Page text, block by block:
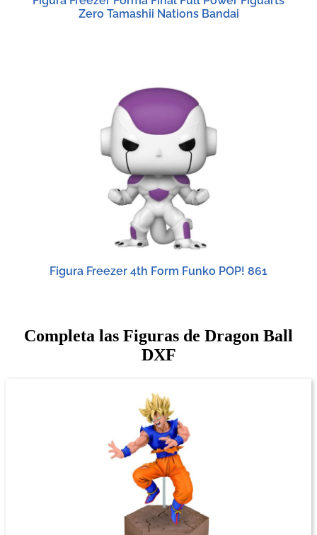
Zero Tamashii Nations Bandai
Figura Freezer 4th Form Funko POP! 861
Completa las Figuras de Dragon Ball
DXF